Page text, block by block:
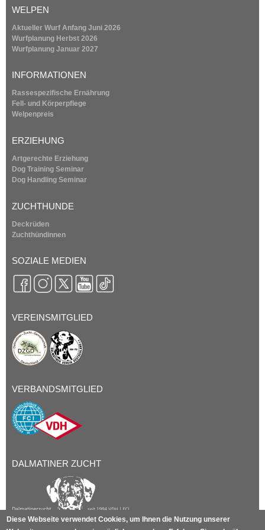
t
e
r
n
)
WELPEN
Aktueller Wurf Anfang Juni 2026
Wurfplanung Herbst 2026
Wurfplanung Januar 2027
INFORMATIONEN
Rassespezifische Ernährung
Fell- und Körperpflege
Welpenpreis
ERZIEHUNG
Artgerechte Erziehung
Dog Training Seminar
Dog Handling Seminar
ZUCHTHUNDE
Deckrüden
Zuchthündinnen
SOZIALE MEDIEN
VEREINSMITGLIED
VERBANDSMITGLIED
DALMATINER ZUCHT
Diese Webseite verwendet Cookies, um Ihnen die Nutzung unserer